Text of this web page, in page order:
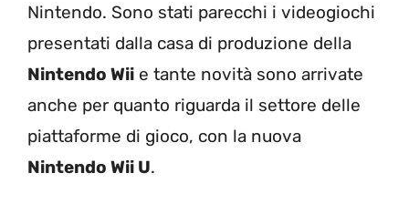
Nintendo. Sono stati parecchi i videogiochi
presentati dalla casa di produzione della
Nintendo Wii e tante novità sono arrivate
anche per quanto riguarda il settore delle
piattaforme di gioco, con la nuova
Nintendo Wii U.